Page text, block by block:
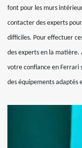
font pour les murs
contacter des experts
difficiles. Pour effectuer
des experts en la matière.
votre confiance en Ferrari
des équipements adaptés